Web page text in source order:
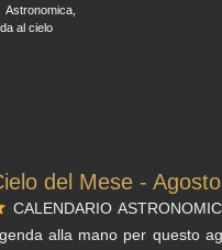
al cielo
del Mese -
CALENDARIO
alla mano per questo